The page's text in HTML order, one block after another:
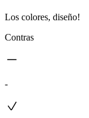
Los colores, diseño!
Contras
-